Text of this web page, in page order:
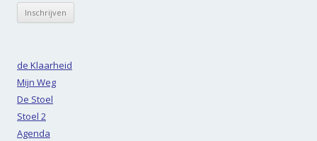
de Klaarheid
Mijn Weg
De Stoel
Stoel 2
Agenda